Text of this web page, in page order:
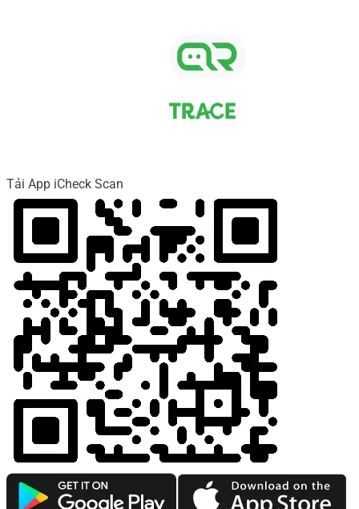
Tải App iCheck Scan